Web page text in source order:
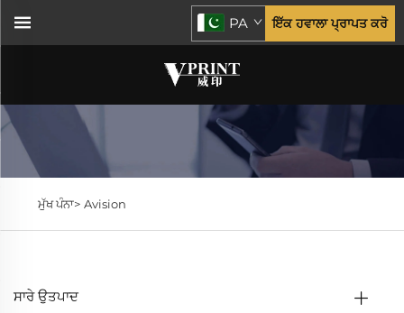
PA ਇੱਕ ਹਵਾਲਾ ਪ੍ਰਾਪਤ ਕਰੋ
ਮੁੱਖ ਪੰਨਾ> Avision
ਸਾਰੇ ਉਤਪਾਦ